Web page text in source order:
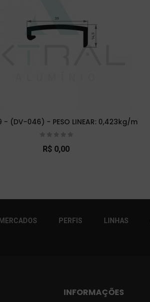
- (DV-046) - PESO LINEAR: 0,423kg/m
R$ 0,00
MERCADOS PERFIS LINHAS
INFORMAÇÕES